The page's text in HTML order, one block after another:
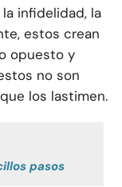
infidelidad, la
estos crean
opuesto y
no son
los lastimen.
pasos